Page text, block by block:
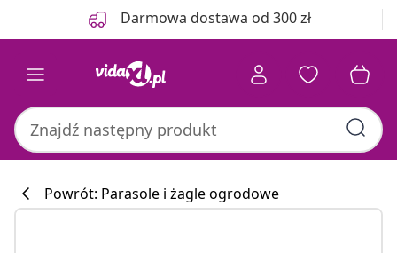
Darmowa dostawa od 300 zł
Powrót: Parasole i żagle ogrodowe